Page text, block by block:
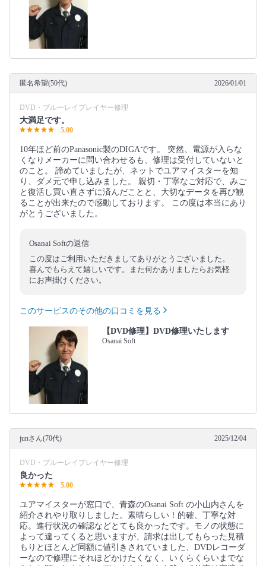
匿名希望(50代) 2026/01/01
DVD・ブルーレイプレイヤー修理
大満足です。
5.00
10年ほど前のPanasonic製のDIGAです。 突然、電源が入らな
くなりメーカーに問い合わせるも、修理は受付していないと
のこと。 諦めていましたが、ネットでユアマイスターを知
り、ダメ元で申し込みました。 親切・丁寧なご対応で、みご
と復活し買い直さずに済んだことと、大切なデータを再び観
ることが出来たので感動しております。 この度は本当にあり
がとうございました。
Osanai Softの返信
この度はご利用いただきましてありがとうございました。
喜んでもらえて嬉しいです。また何かありましたらお気軽
にお声掛けください。
このサービスのその他の口コミを見る
【DVD修理】DVD修理いたします
Osanai Soft
junさん(70代) 2025/12/04
DVD・ブルーレイプレイヤー修理
良かった
5.00
ユアマイスターが窓口で、青森のOsanai Soft の小山内さんを
紹介されやり取りしました。素晴らしい！的確、丁寧な対
応。進行状況の確認などとても良かったです。モノの状態に
よって違ってくると思いますが、請求は出してもらった見積
もりとほとんど同額に値引きされていました、DVDレコーダ
ーなので修理にそれほどかけたくなく、いくらくらいまでな